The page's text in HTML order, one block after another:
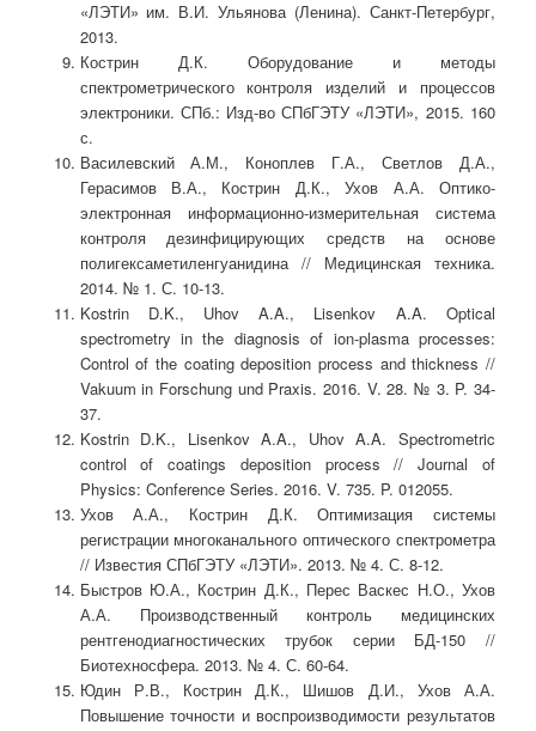
«ЛЭТИ» им. В.И. Ульянова (Ленина). Санкт-Петербург,
2013.
Кострин Д.К. Оборудование и методы
спектрометрического контроля изделий и процессов
электроники. СПб.: Изд-во СПбГЭТУ «ЛЭТИ», 2015. 160
с.
Василевский А.М., Коноплев Г.А., Светлов Д.А.,
Герасимов В.А., Кострин Д.К., Ухов А.А. Оптико-
электронная информационно-измерительная система
контроля дезинфицирующих средств на основе
полигексаметиленгуанидина // Медицинская техника.
2014. № 1. С. 10-13.
Kostrin D.K., Uhov A.A., Lisenkov A.A. Optical
spectrometry in the diagnosis of ion-plasma processes:
Control of the coating deposition process and thickness //
Vakuum in Forschung und Praxis. 2016. V. 28. № 3. P. 34-
37.
Kostrin D.K., Lisenkov A.A., Uhov A.A. Spectrometric
control of coatings deposition process // Journal of
Physics: Conference Series. 2016. V. 735. P. 012055.
Ухов А.А., Кострин Д.К. Оптимизация системы
регистрации многоканального оптического спектрометра
// Известия СПбГЭТУ «ЛЭТИ». 2013. № 4. С. 8-12.
Быстров Ю.А., Кострин Д.К., Перес Васкес Н.О., Ухов
А.А. Производственный контроль медицинских
рентгенодиагностических трубок серии БД-150 //
Биотехносфера. 2013. № 4. С. 60-64.
Юдин Р.В., Кострин Д.К., Шишов Д.И., Ухов А.А.
Повышение точности и воспроизводимости результатов